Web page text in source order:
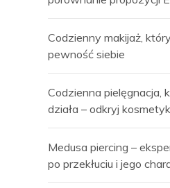
Codzienny makijaż,
pewność siebie
Codzienna pielęgnacja,
działa – odkryj
Medusa piercing –
po przekłuciu i jego